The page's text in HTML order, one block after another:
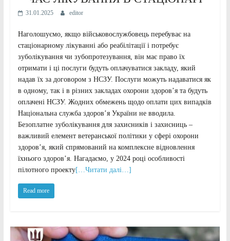
31.01.2025 editor
Наголошуємо, якщо військовослужбовець перебуває на
стаціонарному лікуванні або реабілітації і потребує
зуболікування чи зубопротезування, він має право їх
отримати і ці послуги будуть оплачуватися закладу, який
надав їх за договором з НСЗУ. Послуги можуть надаватися як
в одному, так і в різних закладах охорони здоров’я та будуть
оплачені НСЗУ. Жодних обмежень щодо оплати цих випадків
Національна служба здоровʼя України не вводила.
Безоплатне зуболікування для захисників і захисниць –
важливий елемент ветеранської політики у сфері охорони
здоров’я, який спрямований на комплексне відновлення
їхнього здоров’я. Нагадаємо, у 2024 році особливості
пілотного проекту[…Читати далі…]
Read more